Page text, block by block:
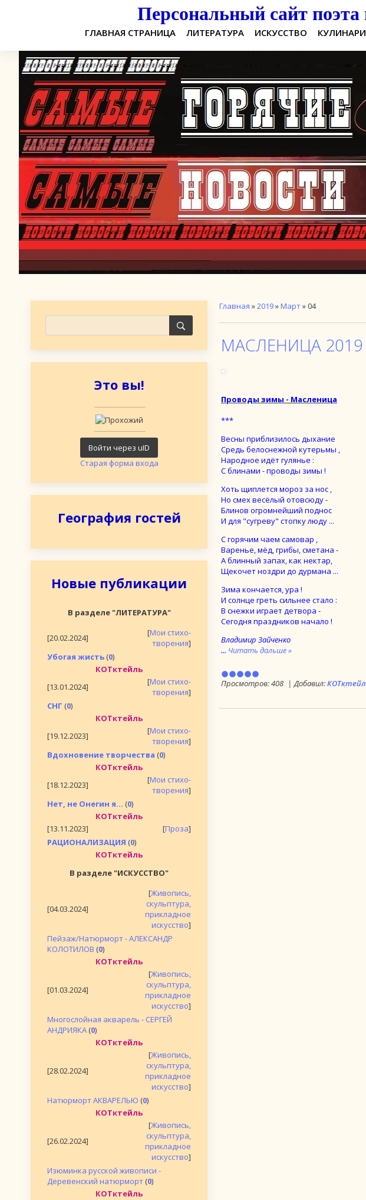
Персональный сайт поэта
ГЛАВНАЯ СТРАНИЦА ЛИТЕРАТУРА ИСКУССТВО
Это вы!
Войти через uID
Старая форма входа
География гостей
Новые публикации
В разделе "ЛИТЕРАТУРА"
[20.02.2024] [Мои стихо-
творения]
Убогая жисть (0)
КОТктейль
[13.01.2024]
[Мои стихо-
творения]
СНГ (0)
КОТктейль
[19.12.2023]
[Мои стихо-
творения]
Вдохновение творчества (0)
КОТктейль
[18.12.2023]
[Мои стихо-
творения]
Нет, не Онегин я... (0)
КОТктейль
[13.11.2023]
[Проза]
РАЦИОНАЛИЗАЦИЯ (0)
КОТктейль
В разделе "ИСКУССТВО"
[04.03.2024]
[Живопись,
скульптура,
прикладное
искусство]
Пейзаж/Натюрморт - АЛЕКСАНДР
КОЛОТИЛОВ (0)
КОТктейль
[01.03.2024]
[Живопись,
скульптура,
прикладное
искусство]
Многослойная акварель - СЕРГЕЙ
АНДРИЯКА (0)
КОТктейль
[28.02.2024]
[Живопись,
скульптура,
прикладное
искусство]
Натюрморт АКВАРЕЛЬЮ (0)
КОТктейль
[26.02.2024]
[Живопись,
скульптура,
прикладное
искусство]
Изюминка русской живописи -
Деревенский натюрморт (0)
КОТктейль
Главная »2019»Март»04
МАСЛЕНИЦА 2019
Проводы зимы - Масленица
***
Весны приблизилось дыхание
Средь белоснежной кутерьмы ,
Народное идёт гулянье :
С блинами - проводы зимы !
Хоть щиплется мороз за нос ,
Но смех весёлый отовсюду -
Блинов огромнейший поднос
И для "сугреву" стопку люду ...
С горячим чаем самовар ,
Варенье, мёд, грибы, сметана -
А блинный запах, как нектар,
Щекочет ноздри до дурмана ...
Зима кончается, ура !
И солнце греть сильнее стало :
В снежки играет детвора -
Сегодня праздников начало !
Владимир Зайченко
... Читать дальше »
Просмотров:408 | Добавил: